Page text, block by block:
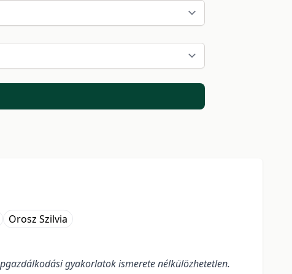
Orosz Szilvia
gyakorlatok ismerete nélkülözhetetlen.